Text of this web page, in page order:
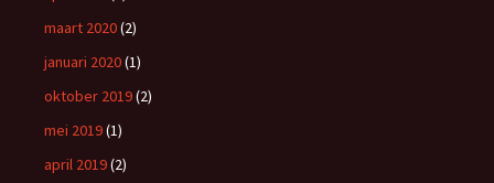
maart 2020(2)
januari 2020(1)
oktober 2019(2)
mei 2019(1)
april 2019(2)